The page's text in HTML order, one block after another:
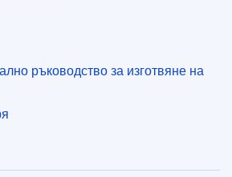
ръководство за изготвяне на